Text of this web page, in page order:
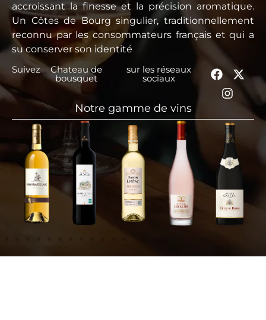
accroissant la finesse et la précision aromatique.
Un Côtes de Bourg singulier, traditionnellement
reconnu par les consommateurs français et qui a
su conserver son identité
Suivez
Chateau de
bousquet
sur les réseaux
sociaux
Notre gamme de vins